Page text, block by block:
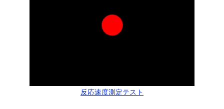
反応速度測定テスト